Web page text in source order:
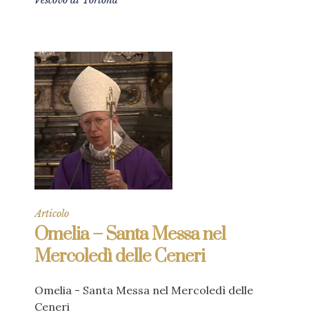
Articolo
Omelia – Santa Messa nel
Mercoledì delle Ceneri
Omelia - Santa Messa nel Mercoledì delle
Ceneri